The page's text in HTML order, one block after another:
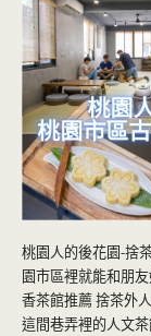
桃園人的後花園-捨
園市區裡就能和朋
香茶館推薦 捨茶外
這間巷弄裡的人文